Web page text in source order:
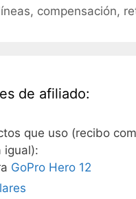
, compensación,
de afiliado:
que uso (recibo
igual):
GoPro Hero 12